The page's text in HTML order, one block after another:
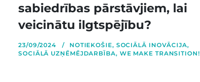
sabiedrības pārstāvjiem, lai
veicinātu ilgtspējību?
23/09/2024 NOTIEKOŠIE, SOCIĀLĀ INOVĀCIJA,
SOCIĀLĀ UZŅĒMĒJDARBĪBA, WE MAKE TRANSITION!